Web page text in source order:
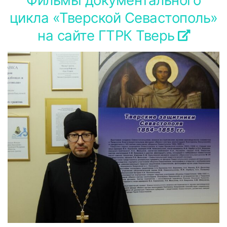
цикла «Тверской Севастополь»
на сайте ГТРК Тверь